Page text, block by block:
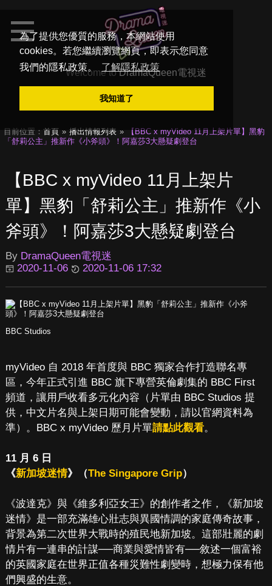
為了提供您優質的服務，本網站使用
cookies。若您繼續瀏覽網頁，即表示您同意
我們的隱私政策。
了解隱私政策
我知道了
Welcome toDramaQueen電視迷
目前位置： 首頁 播出情報列表
【BBC x myVideo 11月上架片單】黑豹
「舒莉公主」推新作《小斧頭》！阿嘉莎3大懸疑劇登台
【BBC x myVideo 11月上架片
單】黑豹「舒莉公主」推新作《小
斧頭》！阿嘉莎3大懸疑劇登台
By DramaQueen電視迷
2020-11-06
2020-11-06 17:32
BBC Studios
myVideo 自 2018 年首度與 BBC 獨家合作打造聯名專
區，今年正式引進 BBC 旗下專營英倫劇集的 BBC First
頻道，讓用戶收看多元化內容（片單由 BBC Studios 提
供，中文片名與上架日期可能會變動，請以官網資料為
準）。BBC x myVideo 歷月片單請點此觀看。
11 月 6 日
《新加坡迷情》（The Singapore Grip）
《波達克》與《維多利亞女王》的創作者之作，《新加坡
迷情》是一部充滿雄心壯志與異國情調的家庭傳奇故事，
背景為第二次世界大戰時的殖民地新加坡。這部壯麗的劇
情片有一連串的計謀──商業與愛情皆有──敘述一個富裕
的英國家庭在世界正值各種災難性劇變時，想極力保有他
們興盛的生意。